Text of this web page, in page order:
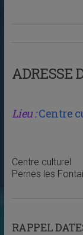
ADRESSE
Lieu :Centre
Centre culturel
Pernes les
RAPPEL